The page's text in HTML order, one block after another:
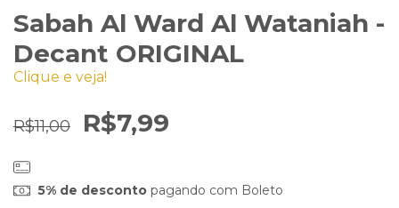
Sabah Al Ward Al Wataniah -
Decant ORIGINAL
Clique e veja!
R$11,00 R$7,99
5% de descontopagando com Boleto